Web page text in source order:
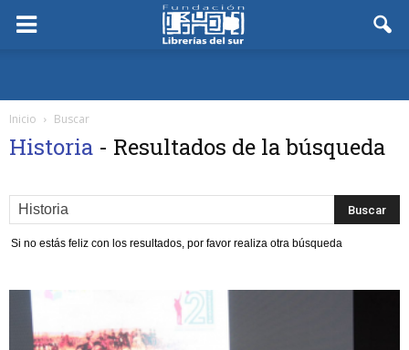
Inicio Buscar
Historia - Resultados de la búsqueda
Si no estás feliz con los resultados, por favor realiza otra búsqueda